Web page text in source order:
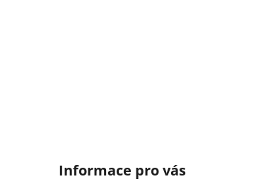
Informace pro vás